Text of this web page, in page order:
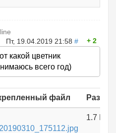
Пт, 19.04.2019 21:58 # 2
какой цветник
всего год)
файл Размер
1.7 МБ